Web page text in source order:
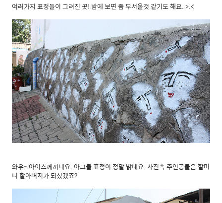
여러가지 표정들이 그려진 곳! 밤에 보면 좀 무서울것 같기도 해요. >.<
와우~ 아이스께끼네요. 아그들 표정이 정말 밝네요. 사진속 주인공들은 할머
니 할아버지가 되셨겠죠?